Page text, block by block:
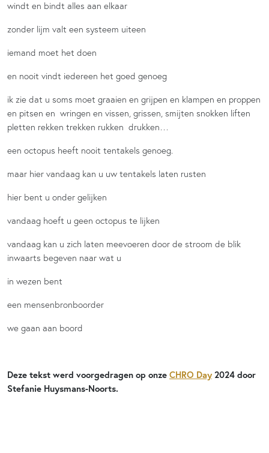
windt en bindt alles aan elkaar
zonder lijm valt een systeem uiteen
iemand moet het doen
en nooit vindt iedereen het goed genoeg
ik zie dat u soms moet graaien en grijpen en klampen en proppen
en pitsen en wringen en vissen, grissen, smijten snokken liften
pletten rekken trekken rukken drukken…
een octopus heeft nooit tentakels genoeg.
maar hier vandaag kan u uw tentakels laten rusten
hier bent u onder gelijken
vandaag hoeft u geen octopus te lijken
vandaag kan u zich laten meevoeren door de stroom de blik
inwaarts begeven naar wat u
in wezen bent
een mensenbronboorder
we gaan aan boord
Deze tekst werd voorgedragen op onze CHRO Day2024 door
Stefanie Huysmans-Noorts.